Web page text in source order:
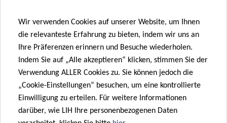
Mikrobiomprojekt
mit
Unterstützung
durch MSCA
Postdoctoral
Fellowship
beleuchtet die
Rückkehr an
den
Arbeitsplatz
nach
Brustkrebs
VENUSCANCER:
Förderung des
10 Dez. 2025
LuxAI,
Luxembourg
Wir verwenden Cookies auf unserer Website, um Ihnen
die relevanteste Erfahrung zu bieten, indem wir uns an
Ihre Präferenzen erinnern und Besuche wiederholen.
Indem Sie auf „Alle akzeptieren“ klicken, stimmen Sie der
Verwendung ALLER Cookies zu. Sie können jedoch die
„Cookie-Einstellungen“ besuchen, um eine kontrollierte
Einwilligung zu erteilen. Für weitere Informationen
darüber, wie LIH Ihre personenbezogenen Daten